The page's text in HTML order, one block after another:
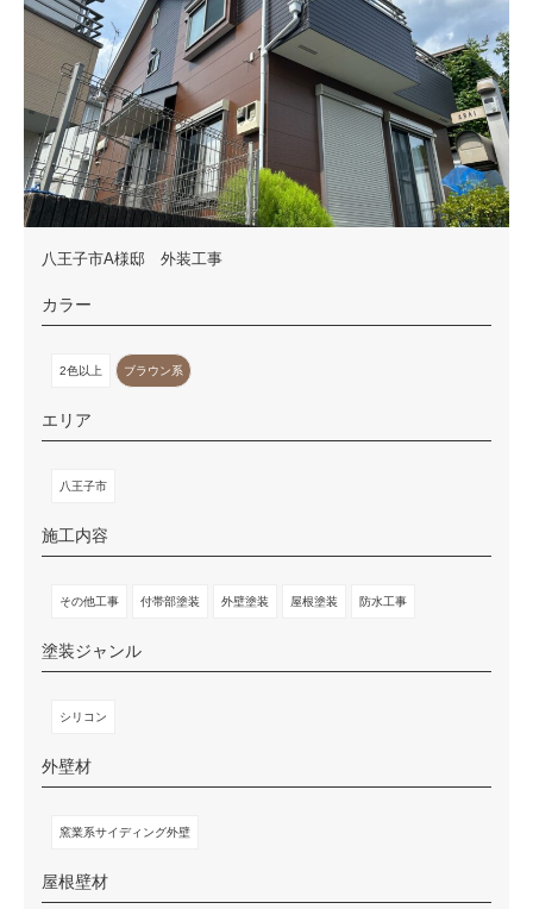
八王子市A様邸 外装工事
カラー
2色以上 ブラウン系
エリア
八王子市
施工内容
その他工事 付帯部塗装 外壁塗装 屋根塗装 防水工事
塗装ジャンル
シリコン
外壁材
窯業系サイディング外壁
屋根壁材